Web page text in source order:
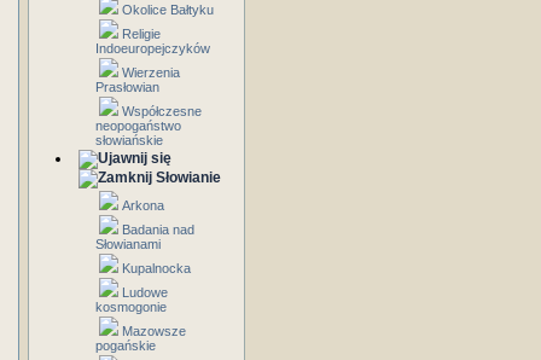
Okolice Bałtyku
Religie
Indoeuropejczyków
Wierzenia
Prasłowian
Współczesne
neopogaństwo
słowiańskie
Słowianie
Arkona
Badania nad
Słowianami
Kupalnocka
Ludowe
kosmogonie
Mazowsze
pogańskie